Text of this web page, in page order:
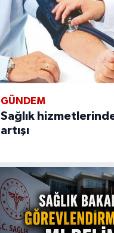
GÜNDEM
Sağlık
artışı